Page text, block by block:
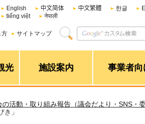
English 中文简体 中文繁體 한글
tiếng việt
नेपाली
方 サイトマップ
光 施設案内 事業者向
の活動・取り組み報告（議会だより・SNS・
」